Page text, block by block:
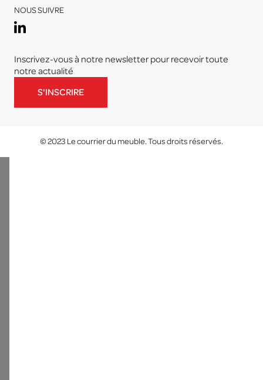
NOUS SUIVRE
Inscrivez-vous à notre newsletter pour recevoir toute
notre actualité
S'INSCRIRE
© 2023 Le courrier du meuble. Tous droits réservés.